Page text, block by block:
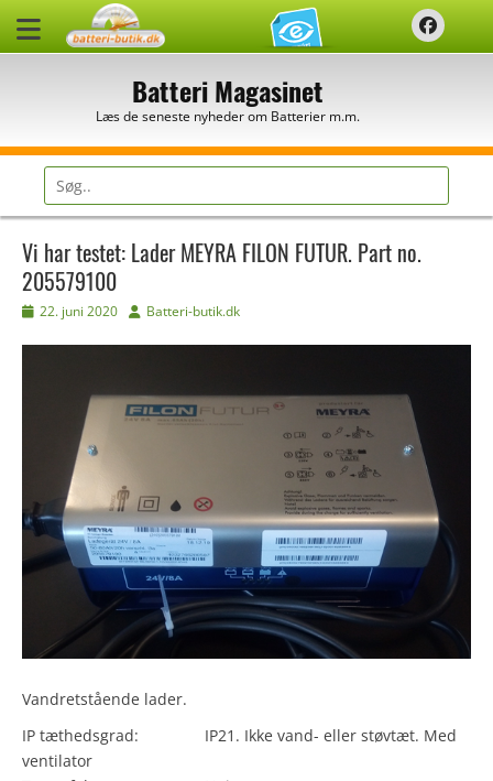
Batteri Magasinet
Læs de seneste nyheder om Batterier m.m.
Søg
efter:
Vi har testet: Lader MEYRA FILON FUTUR. Part no.
205579100
Udgivet
22. juni 2020 Forfatter
Batteri-butik.dk
Vandretstående lader.
IP tæthedsgrad: IP21. Ikke vand- eller støvtæt. Med
ventilator